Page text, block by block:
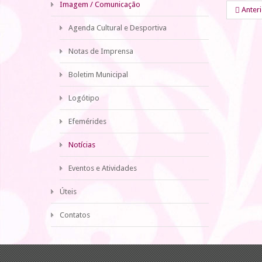
Imagem / Comunicação
Agenda Cultural e Desportiva
Notas de Imprensa
Boletim Municipal
Logótipo
Efemérides
Notícias
Eventos e Atividades
Úteis
Contatos